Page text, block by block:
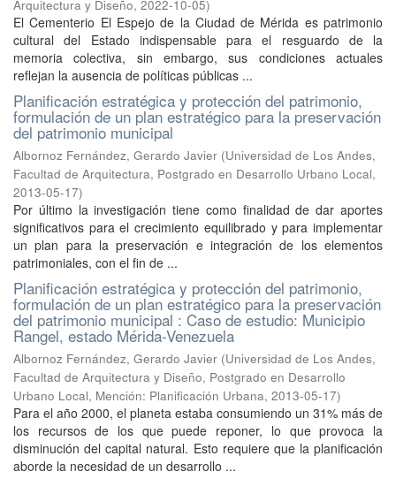
Arquitectura y Diseño, 2022-10-05)
El Cementerio El Espejo de la Ciudad de Mérida es patrimonio
cultural del Estado indispensable para el resguardo de la
memoria colectiva, sin embargo, sus condiciones actuales
reflejan la ausencia de políticas públicas ...
Planificación estratégica y protección del patrimonio,
formulación de un plan estratégico para la preservación
del patrimonio municipal
Albornoz Fernández, Gerardo Javier (Universidad de Los Andes,
Facultad de Arquitectura, Postgrado en Desarrollo Urbano Local,
2013-05-17)
Por último la investigación tiene como finalidad de dar aportes
significativos para el crecimiento equilibrado y para implementar
un plan para la preservación e integración de los elementos
patrimoniales, con el fin de ...
Planificación estratégica y protección del patrimonio,
formulación de un plan estratégico para la preservación
del patrimonio municipal : Caso de estudio: Municipio
Rangel, estado Mérida-Venezuela
Albornoz Fernández, Gerardo Javier (Universidad de Los Andes,
Facultad de Arquitectura y Diseño, Postgrado en Desarrollo
Urbano Local, Mención: Planificación Urbana, 2013-05-17)
Para el año 2000, el planeta estaba consumiendo un 31% más de
los recursos de los que puede reponer, lo que provoca la
disminución del capital natural. Esto requiere que la planificación
aborde la necesidad de un desarrollo ...